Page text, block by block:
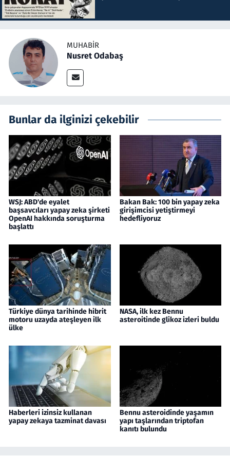
MUHABIR
Nusret Odabaş
Bunlar da ilginizi çekebilir
WSJ: ABD'de eyalet
başsavcıları yapay zeka şirketi
OpenAI hakkında soruşturma
başlattı
Bakan Bak: 100 bin yapay zeka
girişimcisi yetiştirmeyi
hedefliyoruz
Türkiye dünya tarihinde hibrit
motoru uzayda ateşleyen ilk
ülke
NASA, ilk kez Bennu
asteroitinde glikoz izleri buldu
Haberleri izinsiz kullanan
yapay zekaya tazminat davası
Bennu asteroidinde yaşamın
yapı taşlarından triptofan
kanıtı bulundu